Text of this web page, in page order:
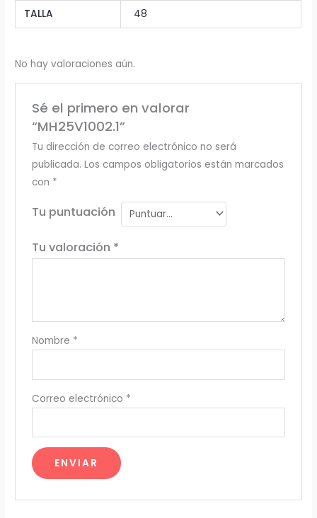
TALLA 48
No hay valoraciones aún.
Sé el primero en valorar
“MH25V1002.1”
Tu dirección de correo electrónico no será
publicada. Los campos obligatorios están marcados
con *
Tu puntuación
Tu valoración *
Nombre *
Correo electrónico *